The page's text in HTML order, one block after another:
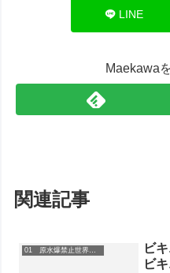
LINE
Maekawa
関連記事
01 原水爆禁止世界大会
ビ
ビ